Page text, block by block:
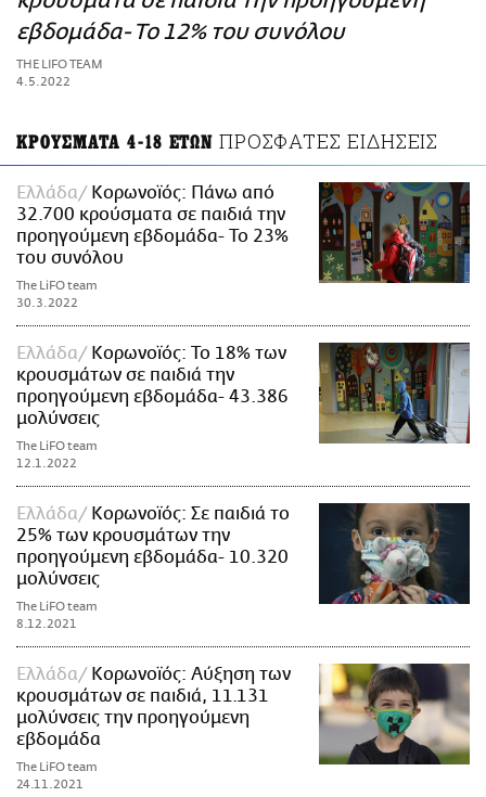
ΑΜΠΑ
PRINT
εβδομάδα- Το 12% του συνόλου
THE LIFO TEAM
4.5.2022
ΚΡΟΥΣΜΑΤΑ 4-18 ΕΤΩΝ ΠΡΟΣΦΑΤΕΣ ΕΙΔΗΣΕΙΣ
Ελλάδα
Κορωνοϊός: Πάνω από
32.700 κρούσματα σε παιδιά την
προηγούμενη εβδομάδα- Το 23%
του συνόλου
The LiFO team
30.3.2022
Ελλάδα
Κορωνοϊός: Το 18% των
κρουσμάτων σε παιδιά την
προηγούμενη εβδομάδα- 43.386
μολύνσεις
The LiFO team
12.1.2022
Ελλάδα
Κορωνοϊός: Σε παιδιά το
25% των κρουσμάτων την
προηγούμενη εβδομάδα- 10.320
μολύνσεις
The LiFO team
8.12.2021
Ελλάδα
Κορωνοϊός: Αύξηση των
κρουσμάτων σε παιδιά, 11.131
μολύνσεις την προηγούμενη
εβδομάδα
The LiFO team
24.11.2021